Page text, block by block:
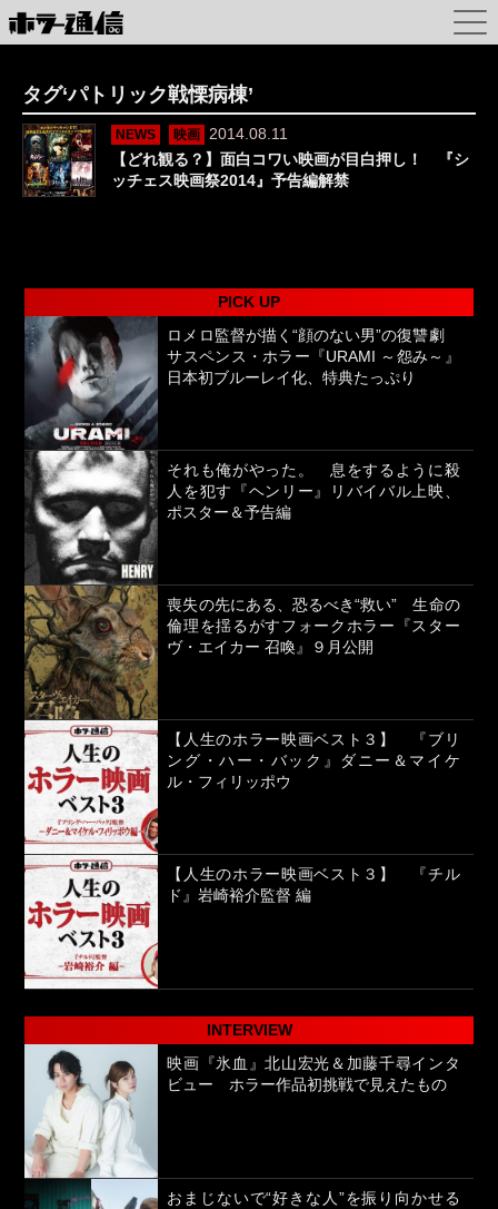
タグ‘パトリック戦慄病棟’
NEWS 映画
2014.08.11
【どれ観る？】面白コワい映画が目白押し！ 『シ
ッチェス映画祭2014』予告編解禁
PICK UP
ロメロ監督が描く“顔のない男”の復讐劇
サスペンス・ホラー『URAMI ～怨み～』
日本初ブルーレイ化、特典たっぷり
それも俺がやった。 息をするように殺
人を犯す『ヘンリー』リバイバル上映、
ポスター＆予告編
喪失の先にある、恐るべき“救い” 生命の
倫理を揺るがすフォークホラー『スター
ヴ・エイカー 召喚』９月公開
【人生のホラー映画ベスト３】 『ブリ
ング・ハー・バック』ダニー＆マイケ
ル・フィリッポウ
【人生のホラー映画ベスト３】 『チル
ド』岩崎裕介監督 編
INTERVIEW
映画『氷血』北山宏光＆加藤千尋インタ
ビュー ホラー作品初挑戦で見えたもの
おまじないで“好きな人”を振り向かせる